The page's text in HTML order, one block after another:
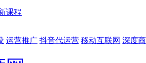
课程
运营推广 抖音代运营 移动互联网 深度